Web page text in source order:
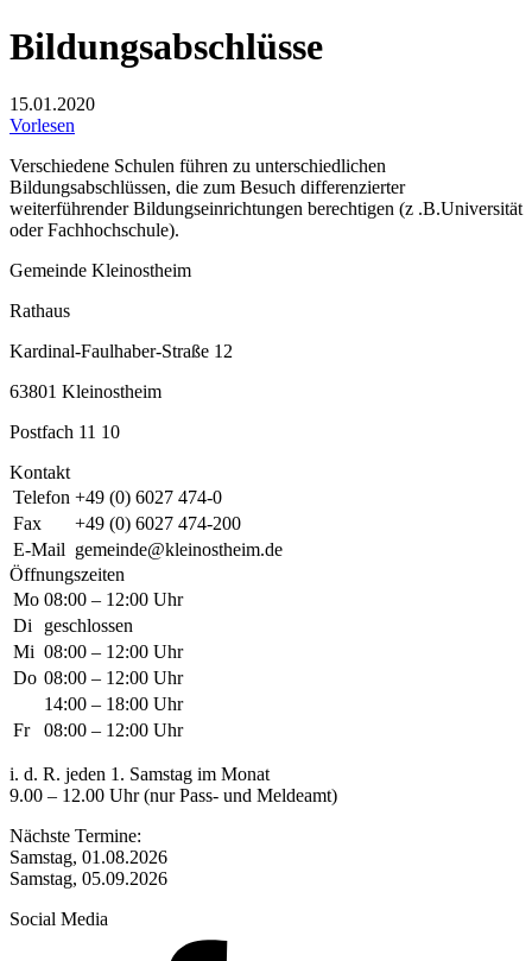
Bildungsabschlüsse
15.01.2020
Vorlesen
Verschiedene Schulen führen zu unterschiedlichen
Bildungsabschlüssen, die zum Besuch differenzierter
weiterführender Bildungseinrichtungen berechtigen (z .B.Universität
oder Fachhochschule).
Gemeinde Kleinostheim
Rathaus
Kardinal-Faulhaber-Straße 12
63801 Kleinostheim
Postfach 11 10
Kontakt
Telefon +49 (0) 6027 474-0
Fax
+49 (0) 6027 474-200
E-Mail gemeinde@kleinostheim.de
Öffnungszeiten
Mo 08:00 – 12:00 Uhr
Di
geschlossen
Mi 08:00 – 12:00 Uhr
Do 08:00 – 12:00 Uhr
14:00 – 18:00 Uhr
Fr
08:00 – 12:00 Uhr
i. d. R. jeden 1. Samstag im Monat
9.00 – 12.00 Uhr (nur Pass- und Meldeamt)
Nächste Termine:
Samstag, 01.08.2026
Samstag, 05.09.2026
Social Media